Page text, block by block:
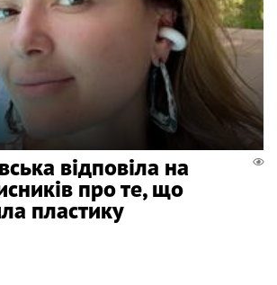
відповіла на
про те, що
пластику